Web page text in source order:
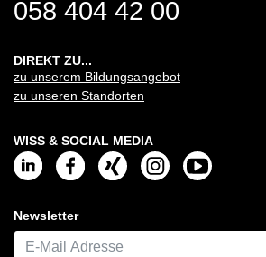
058 404 42 00
DIREKT ZU...
zu unserem Bildungsangebot
zu unseren Standorten
WISS & SOCIAL MEDIA
Newsletter
E-Mail*